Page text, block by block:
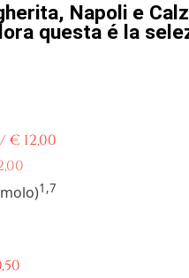
Napoli e
questa é la
€ 12,00
1,7